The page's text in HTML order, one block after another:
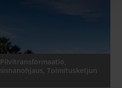
Toimitusketjun